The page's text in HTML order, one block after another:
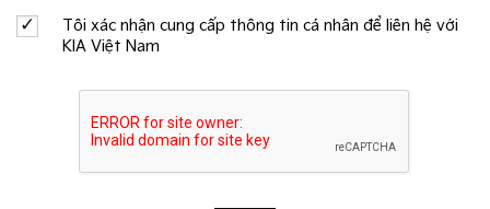
Tôi xác nhận cung cấp thông tin cá nhân để liên hệ với
KIA Việt Nam